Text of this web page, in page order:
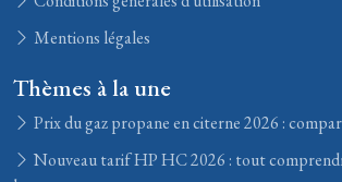
Mentions légales
Thèmes à la une
Prix du gaz propane en citerne 2026 :
Nouveau tarif HP HC 2026 : tout